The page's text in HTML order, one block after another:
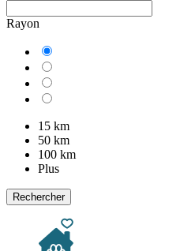
Rayon
15 km
50 km
100 km
Plus
Rechercher